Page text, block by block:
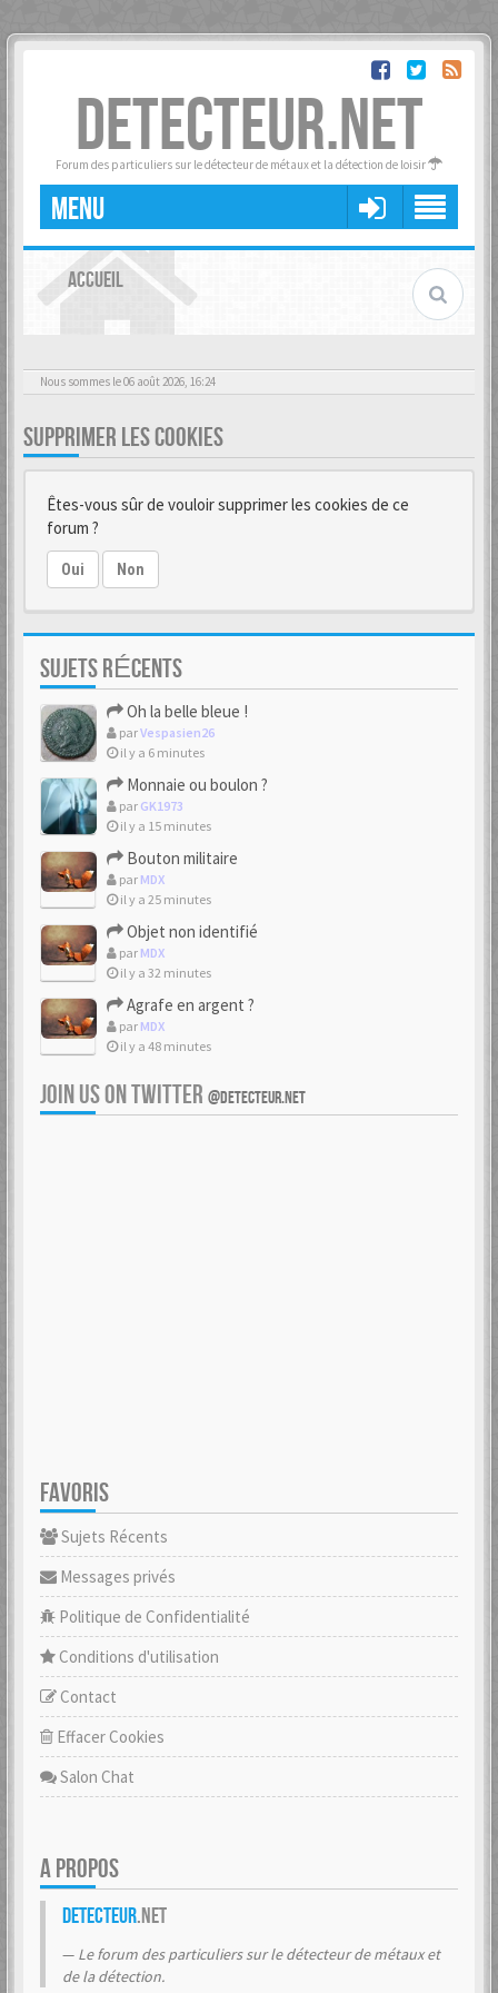
DETECTEUR.NET
Forum des particuliers sur le détecteur de métaux et la détection de loisir
MENU
ACCUEIL
Nous sommes le 06 août 2026, 16:24
SUPPRIMER LES COOKIES
Êtes-vous sûr de vouloir supprimer les cookies de ce
forum ?
Oui Non
SUJETS RÉCENTS
Oh la belle bleue !
parVespasien26
il y a 6 minutes
Monnaie ou boulon ?
par GK1973
il y a 15 minutes
Bouton militaire
par MDX
il y a 25 minutes
Objet non identifié
par MDX
il y a 32 minutes
Agrafe en argent ?
par MDX
il y a 48 minutes
JOIN US ON TWITTER @DETECTEUR.NET
FAVORIS
Sujets Récents
Messages privés
Politique de Confidentialité
Conditions d'utilisation
Contact
Effacer Cookies
Salon Chat
A PROPOS
Detecteur.net
Le forum des particuliers sur le détecteur de métaux et
de la détection.